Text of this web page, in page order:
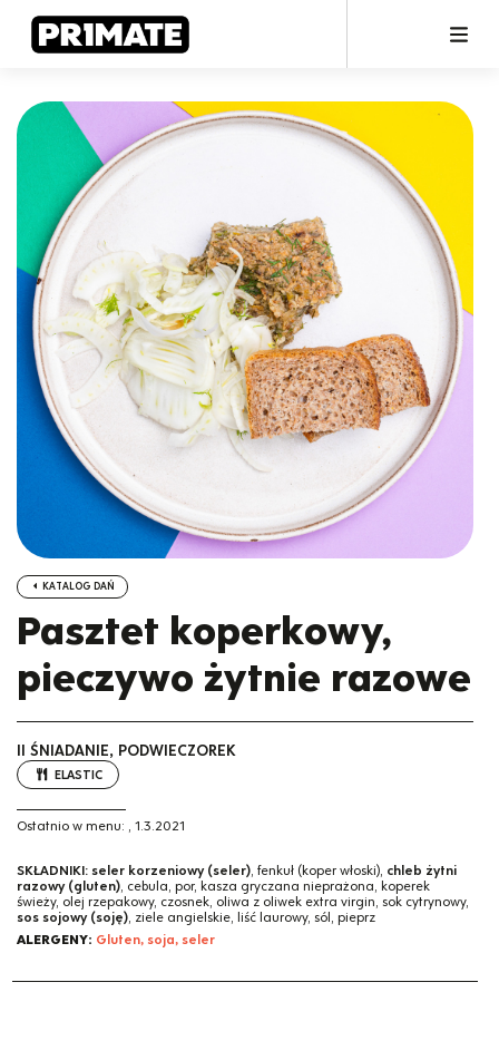
KATALOG DAŃ
Pasztet koperkowy,
pieczywo żytnie razowe
II ŚNIADANIE, PODWIECZOREK
ELASTIC
Ostatnio w menu: , 1.3.2021
SKŁADNIKI: seler korzeniowy (seler), fenkuł (koper włoski), chleb żytni
razowy (gluten), cebula, por, kasza gryczana nieprażona, koperek
świeży, olej rzepakowy, czosnek, oliwa z oliwek extra virgin, sok cytrynowy,
sos sojowy (soję), ziele angielskie, liść laurowy, sól, pieprz
ALERGENY: Gluten, soja, seler